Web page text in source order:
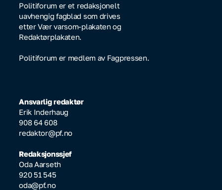
Politiforum er et redaksjonelt
uavhengig fagblad som drives
etter Vær varsom-plakaten og
Redaktørplakaten.
Politiforum er medlem av Fagpressen.
Ansvarlig redaktør
Erik Inderhaug
908 64 608
redaktor@pf.no
Redaksjonssjef
Oda Aarseth
920 51 545
oda@pf.no